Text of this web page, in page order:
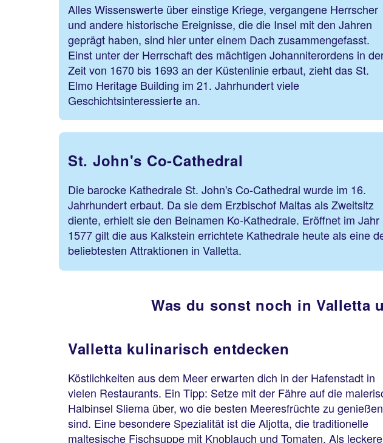
Alles Wissenswerte über einstige Kriege, vergangene Herrscher
und andere historische Ereignisse, die die Insel mit den Jahren
geprägt haben, sind hier unter einem Dach zusammengefasst.
Einst unter der Herrschaft des mächtigen Johanniterordens in
Zeit von 1670 bis 1693 an der Küstenlinie erbaut, zieht das St.
Elmo Heritage Building im 21. Jahrhundert viele
Geschichtsinteressierte an.
St. John's Co-Cathedral
Die barocke Kathedrale St. John's Co-Cathedral wurde im 16.
Jahrhundert erbaut. Da sie dem Erzbischof Maltas als Zweitsitz
diente, erhielt sie den Beinamen Ko-Kathedrale. Eröffnet im Jahr
1577 gilt die aus Kalkstein errichtete Kathedrale heute als eine
beliebtesten Attraktionen in Valletta.
Was du sonst noch in Valletta
Valletta kulinarisch entdecken
Köstlichkeiten aus dem Meer erwarten dich in der Hafenstadt in
vielen Restaurants. Ein Tipp: Setze mit der Fähre auf die
Halbinsel Sliema über, wo die besten Meeresfrüchte zu genießen
sind. Eine besondere Spezialität ist die Aljotta, die traditionelle
maltesische Fischsuppe mit Knoblauch und Tomaten. Als